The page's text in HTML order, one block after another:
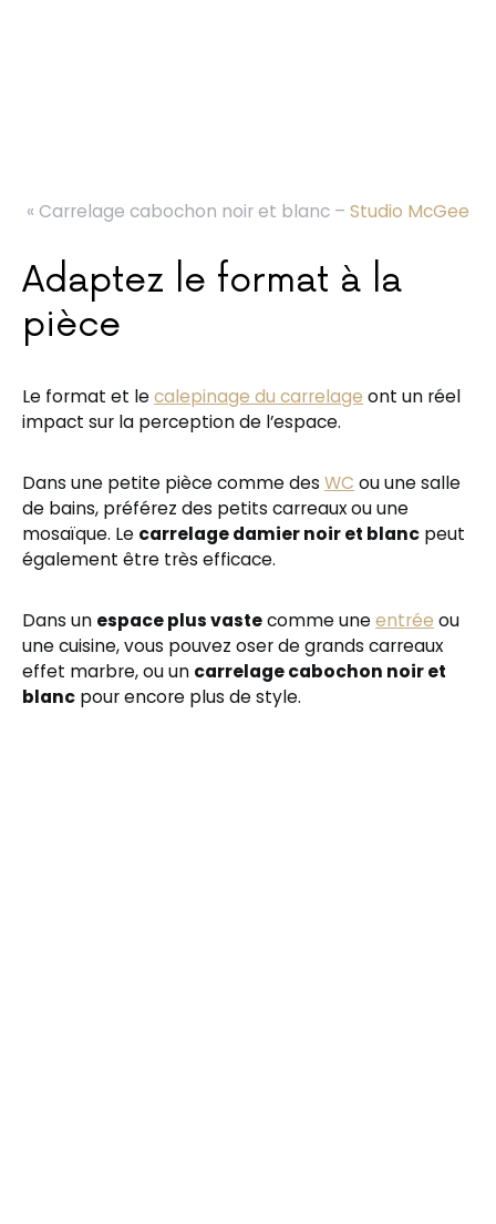
« Carrelage cabochon noir et blanc – Studio McGee
Adaptez le format à la
pièce
Le format et lecalepinage du carrelage ont un réel
impact sur la perception de l’espace.
Dans une petite pièce comme des WC ou une salle
de bains, préférez des petits carreaux ou une
mosaïque. Le carrelage damier noir et blanc peut
également être très efficace.
Dans un espace plus vastecomme uneentrée ou
une cuisine, vous pouvez oser de grands carreaux
effet marbre, ou un carrelage cabochon noir et
blanc pour encore plus de style.